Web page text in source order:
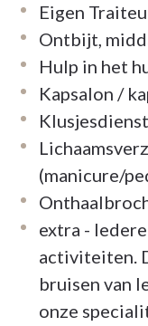
Eigen
Ontbijt,
Hulp in het
Kapsalon /
(manicure/
extra -
activiteiten.
bruisen van
onze